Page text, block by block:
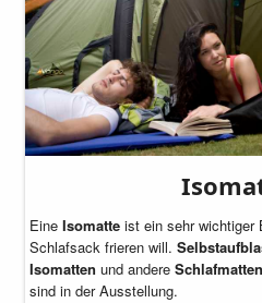
Eine Isomatte ist ein sehr wichtiger
Schlafsack frieren will.
Isomatten und andere Schlafmatten
sind in der Ausstellung.